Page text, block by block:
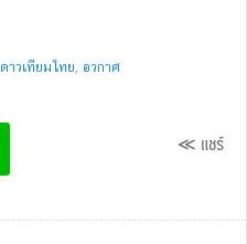
ดาวเทียมไทย, อวกาศ
≪ แชร์